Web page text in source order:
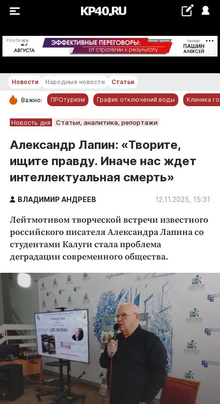
РЕКЛАМА +18...+19 °С
РУБРИКИ
Новости компаний
Статьи
Народные новости
Авто и транспорт
Криминал
Культура
Недвижимость и ЖКХ
Образование
Общество
Погода
Праздники
Происшествия
Спорт
Экономика и бизнес
ПРОЕКТЫ
Блоги
Новости Народные новости Статьи
Важно: ПРОтуризм График отключений воды Клиника
Новость дня Статьи, аналитика, репортажи
Александр Лапин: «Творите,
ищите правду. Иначе нас ждет
интеллектуальная смерть»
ВЛАДИМИР АНДРЕЕВ 12.11.2025, 15:31
Лейтмотивом творческой встречи известного
российского писателя Александра Лапина со
студентами Калуги стала проблема
деградации современного общества.